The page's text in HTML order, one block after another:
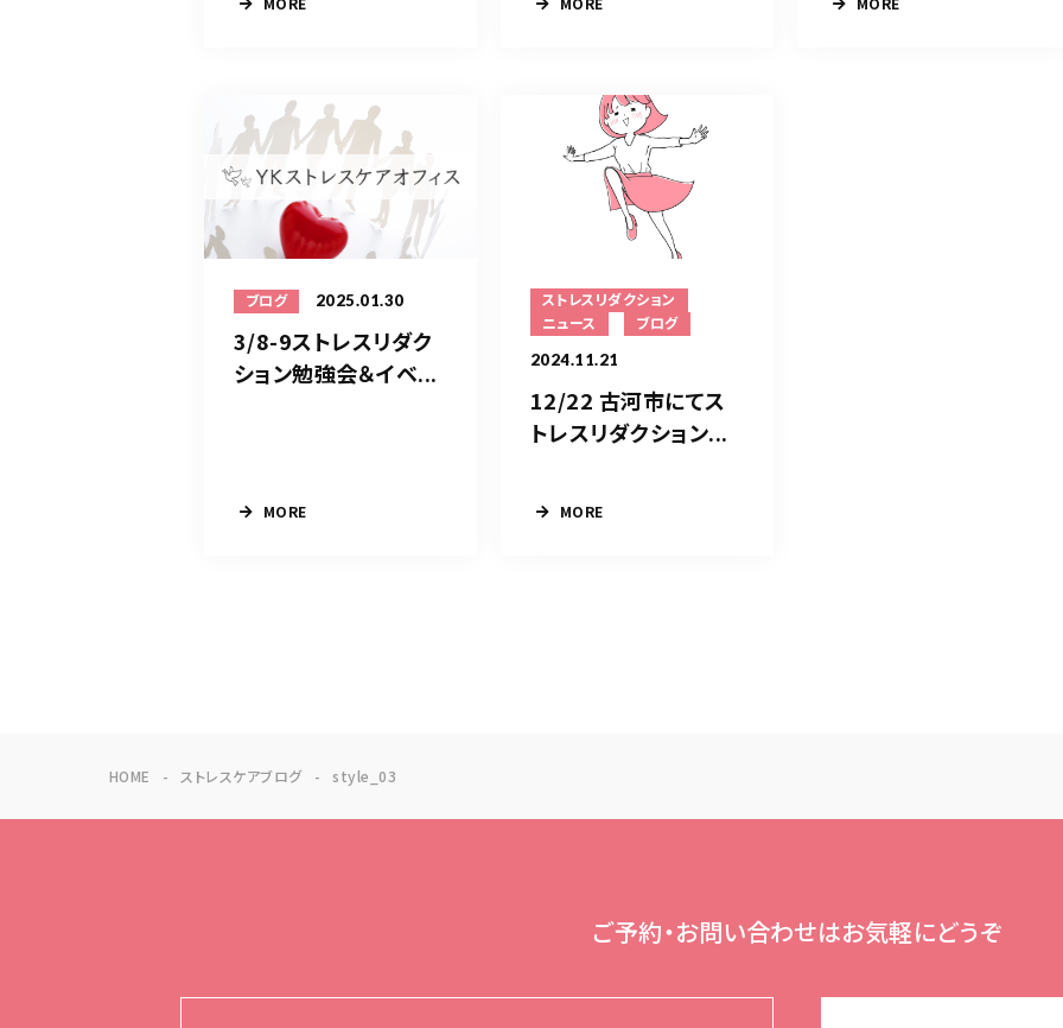
ブログ 2025.01.30
3/8-9ストレスリダク
ション勉強会＆イベ...
MORE
ストレスリダクション
ニュース
ブログ
2024.11.21
12/22 古河市にてス
トレスリダクション...
MORE
HOME ストレスケアブログ style_03
ご予約・お問い合わせはお気軽にどうぞ